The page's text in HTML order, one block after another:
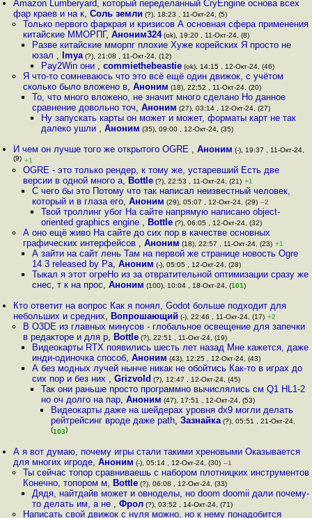
Amazon Lumberyard, который переделанный CryEngine основа всех
фар краев и на к,Соль земли (?), 18:23 , 11-Окт-24, (5)
Только первого фаркрая и кризисов А основная сфера применения
китайские ММОРПГ, Аноним324(ok), 19:20 , 11-Окт-24, (8)
Разве китайские мморпг плохие Хуже корейских Я просто не
юзал , Imya(?), 21:08 , 11-Окт-24, (12)
Pay2Win они ,commiethebeastie (ok), 14:15 , 12-Окт-24, (46)
Я что-то сомневаюсь что это всё ещё один движок, с учётом
сколько было вложено в, Аноним (18), 22:52 , 11-Окт-24, (20)
То, что много вложено, не значит много сделано Но данное
сравнение довольно точ, Аноним (27), 03:14 , 12-Окт-24, (27)
Ну запускать карты он может и может, форматы карт не так
далеко ушли ,Аноним (35), 09:00 , 12-Окт-24, (35)
И чем он лучше того же открытого OGRE ,Аноним (-), 19:37 , 11-Окт-24,
(9) +1
OGRE - это только рендер, к тому же, устаревший Есть две
версии в одной много а, Bottle(?), 22:53 , 11-Окт-24, (21) +1
С чего бы это Потому что так написал неизвестный человек,
который и в глаза его, Аноним (29), 05:07 , 12-Окт-24, (29) –2
Твой троллинг убог На сайте напрямую написано object-
oriented graphics engine , Bottle (?), 06:05 , 12-Окт-24, (32)
А оно ещё живо На сайте до сих пор в качестве основных
графических интерфейсов , Аноним (18), 22:57 , 11-Окт-24, (23) +1
А зайти на сайт лень Там на первой же странице новость Ogre
14 3 released by Pa, Аноним (-), 05:05 , 12-Окт-24, (28)
Тыкал я этот огреНо из за отвратительной оптимизации сразу же
снес, т к на прос, Аноним (100), 10:04 , 18-Окт-24, (101)
Кто ответит на вопрос Как я понял, Godot больше подходит для
небольших и средних, Вопрошающий (-), 22:46 , 11-Окт-24, (17) +2
В O3DE из главных минусов - глобальное освещение для запечки
в редакторе и для р, Bottle(?), 22:51 , 11-Окт-24, (19)
Видеокарты RTX появились шесть лет назад Мне кажется, даже
инди-одиночка способ, Аноним (43), 12:25 , 12-Окт-24, (43)
А без модных лучей нынче никак не обойтись Как-то в играх до
сих пор и без них , Grizvold (?), 12:47 , 12-Окт-24, (45)
Так они раньше просто программно вычислялись см Q1 HL1-2
но оч долго на пар,Аноним (47), 17:51 , 12-Окт-24, (53)
Видеокарты даже на шейдерах уровня dx9 могли делать
рейтрейсинг вроде даже path, Зазнайка(?), 05:51 , 21-Окт-24,
(103)
А я вот думаю, почему игры стали такими хреновыми Оказывается
для многих игроде,Аноним (-), 05:14 , 12-Окт-24, (30) –1
Ты сейчас топор сравниваешь с набором плотницких инструментов
Конечно, топором м, Bottle(?), 06:08 , 12-Окт-24, (33)
Дядя, найтдайв может и овноделы, но doom doomii дали почему-
то делать им, а не , Фрол(?), 03:52 , 14-Окт-24, (71)
Написать свой движок с нуля можно, но к нему понадобится